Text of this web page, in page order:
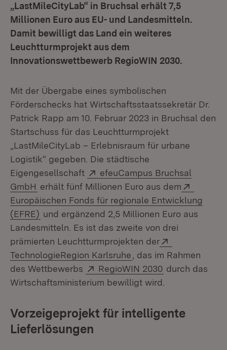
„LastMileCityLab“ in Bruchsal erhält 7,5
Millionen Euro aus EU- und Landesmitteln.
Damit bewilligt das Land ein weiteres
Leuchtturmprojekt aus dem
Innovationswettbewerb RegioWIN 2030.
Mit der Übergabe eines symbolischen
Förderschecks hat Wirtschaftsstaatssekretär Dr.
Patrick Rapp am 10. Februar 2023 in Bruchsal den
Startschuss für das Leuchtturmprojekt
„LastMileCityLab – Erlebnisraum für urbane
Logistik“ gegeben. Die städtische
Eigengesellschaft
Extern:
efeuCampus Bruchsal
GmbH (Öffnet in neuem Fenster)
erhält fünf Millionen Euro aus dem
Europäischen Fonds für regionale Entwicklung
(EFRE) (Öffnet in neuem Fenster)
und ergänzend 2,5 Millionen Euro aus
Landesmitteln. Es ist das zweite von drei
prämierten Leuchtturmprojekten der
TechnologieRegion Karlsruhe (Öffnet in neuem
, das im Rahmen
des Wettbewerbs
Extern:
RegioWIN 2030 (Öffnet in
durch das
Wirtschaftsministerium bewilligt wird.
Vorzeigeprojekt für intelligente
Lieferlösungen